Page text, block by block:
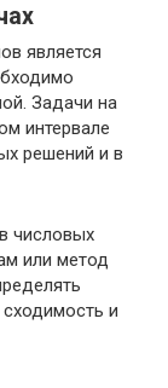
является
Задачи на
интервале
решений и в
числовых
или метод
и